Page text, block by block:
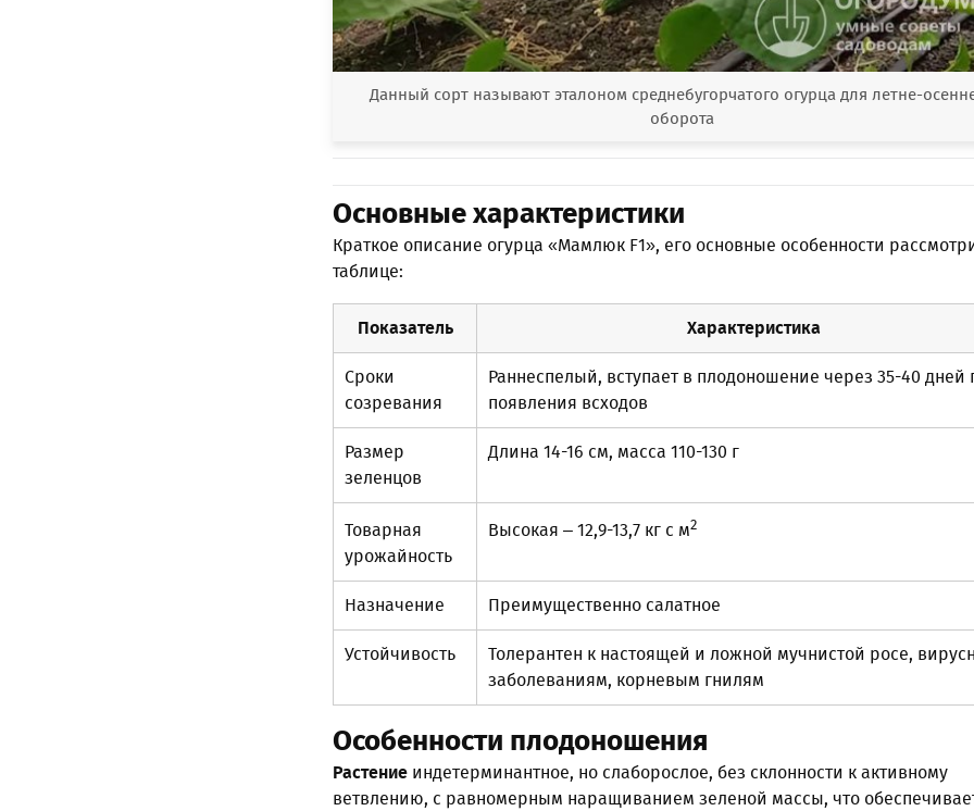
Данный сорт называют эталоном среднебугорчатого огурца для летне-
оборота
Основные характеристики
Краткое описание огурца «Мамлюк F1», его основные особенности
таблице:
Показатель Характеристика
Сроки
созревания
Раннеспелый, вступает в плодоношение через 35-40 дней
появления всходов
Размер
зеленцов
Длина 14-16 см, масса 110-130 г
Товарная
урожайность
Высокая – 12,9-13,7 кг с м2
Назначение Преимущественно салатное
Устойчивость
Толерантен к настоящей и ложной мучнистой росе,
заболеваниям, корневым гнилям
Особенности плодоношения
Растение индетерминантное, но слаборослое, без склонности к активному
ветвлению, с равномерным наращиванием зеленой массы, что